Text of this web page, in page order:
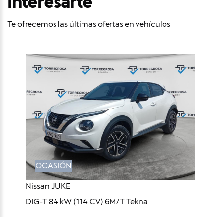
Te ofrecemos las últimas ofertas en vehículos
OCASIÓN
Nissan JUKE
DIG-T 84 kW (114 CV) 6M/T Tekna